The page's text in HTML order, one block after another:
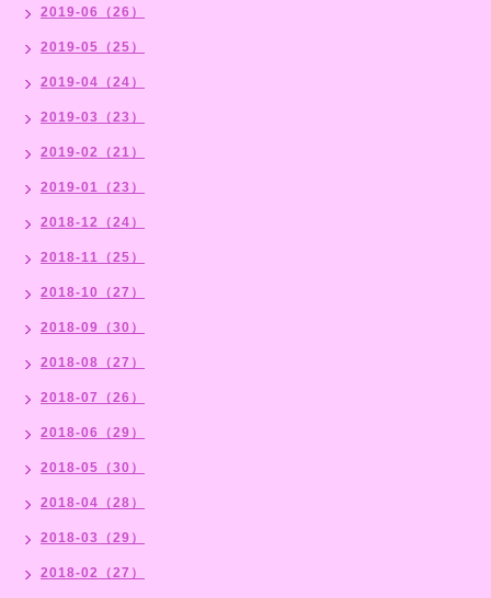
2019-06（26）
2019-05（25）
2019-04（24）
2019-03（23）
2019-02（21）
2019-01（23）
2018-12（24）
2018-11（25）
2018-10（27）
2018-09（30）
2018-08（27）
2018-07（26）
2018-06（29）
2018-05（30）
2018-04（28）
2018-03（29）
2018-02（27）